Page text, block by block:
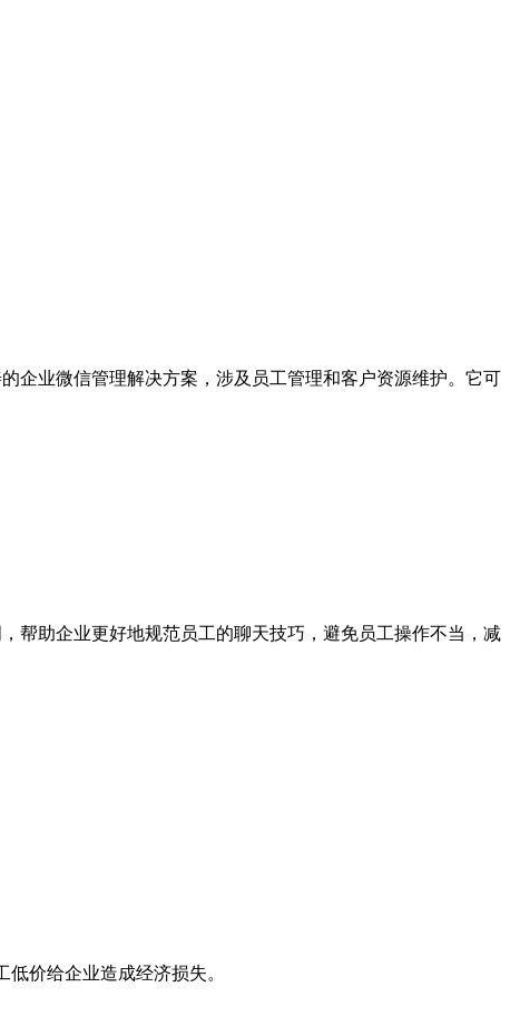
企业微信管理解决方案，涉及员工管理和客户资源维护。它可
帮助企业更好地规范员工的聊天技巧，避免员工操作不当，减
价给企业造成经济损失。